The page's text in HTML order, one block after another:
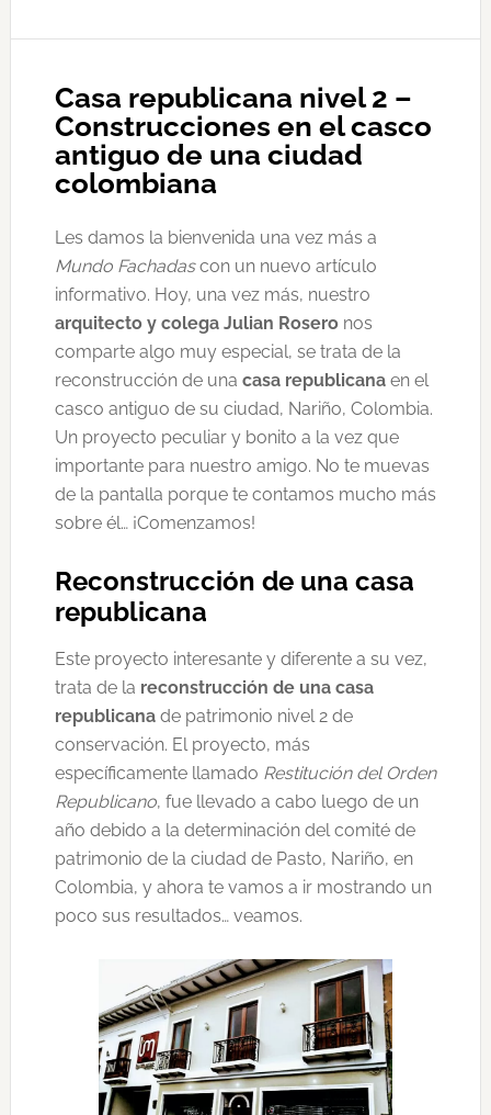
Casa republicana nivel 2 –
Construcciones en el casco
antiguo de una ciudad
colombiana
Les damos la bienvenida una vez más a
Mundo Fachadascon un nuevo artículo
informativo. Hoy, una vez más, nuestro
arquitecto y colega Julian Roseronos
comparte algo muy especial, se trata de la
reconstrucción de una casa republicanaen el
casco antiguo de su ciudad, Nariño, Colombia.
Un proyecto peculiar y bonito a la vez que
importante para nuestro amigo. No te muevas
de la pantalla porque te contamos mucho más
sobre él… ¡Comenzamos!
Reconstrucción de una casa
republicana
Este proyecto interesante y diferente a su vez,
trata de la reconstrucción de una casa
republicanade patrimonio nivel 2 de
conservación. El proyecto, más
específicamente llamado Restitución del Orden
Republicano, fue llevado a cabo luego de un
año debido a la determinación del comité de
patrimonio de la ciudad de Pasto, Nariño, en
Colombia, y ahora te vamos a ir mostrando un
poco sus resultados… veamos.